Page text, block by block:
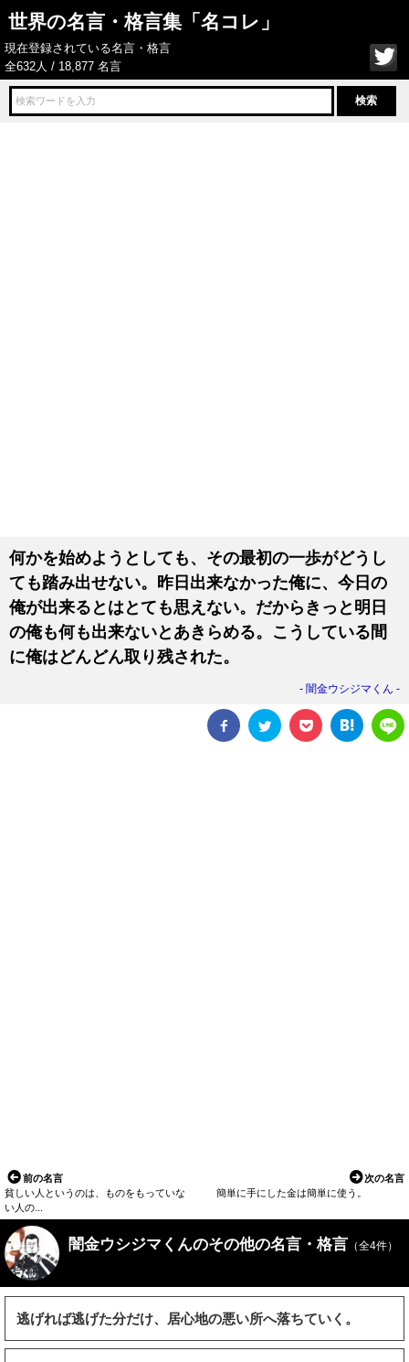
世界の名言・格言集「名コレ」
現在登録されている名言・格言
全632人 / 18,877 名言
何かを始めようとしても、その最初の一歩がどうし
ても踏み出せない。昨日出来なかった俺に、今日の
俺が出来るとはとても思えない。だからきっと明日
の俺も何も出来ないとあきらめる。こうしている間
に俺はどんどん取り残された。
闇金ウシジマくん
前の名言
貧しい人というのは、ものをもっていな
い人の...
次の名言
簡単に手にした金は簡単に使う。
闇金ウシジマくんのその他の名言・格言 （全4件）
逃げれば逃げた分だけ、居心地の悪い所へ落ちていく。